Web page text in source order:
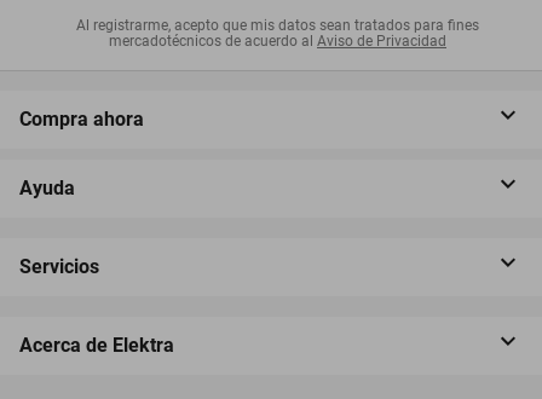
Al registrarme, acepto que mis datos sean tratados para fines
mercadotécnicos de acuerdo al Aviso de Privacidad
Compra ahora
Ayuda
Servicios
Acerca de Elektra